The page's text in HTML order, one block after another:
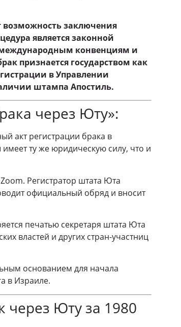
возможность заключения
является законной
международным конвенциям и
признается государством как
в Управлении
штампа Апостиль.
через Юту»:
акт регистрации брака в
ту же юридическую силу, что и
Регистратор штата Юта
официальный обряд и вносит
печатью секретаря штата Юта
властей и других стран-участниц
основанием для начала
в Израиле.
Юту за 1980